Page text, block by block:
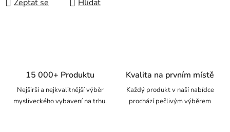
Zeptat se Hlídat
15 000+ Produktu
Nejširší a nejkvalitnější výběr
mysliveckého vybavení na trhu.
Kvalita na prvním místě
Každý produkt v naší nabídce
prochází pečlivým výběrem